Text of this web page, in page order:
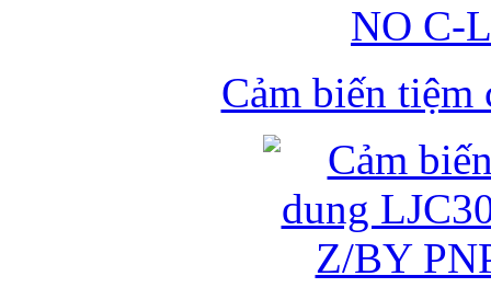
Cảm biến